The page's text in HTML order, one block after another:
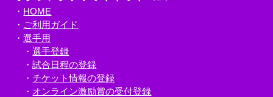
・ HOME
・ ご利用ガイド
・選手用
・選手登録
・試合日程の登録
・チケット情報の登録
・ オンライン激励賞の受付登録